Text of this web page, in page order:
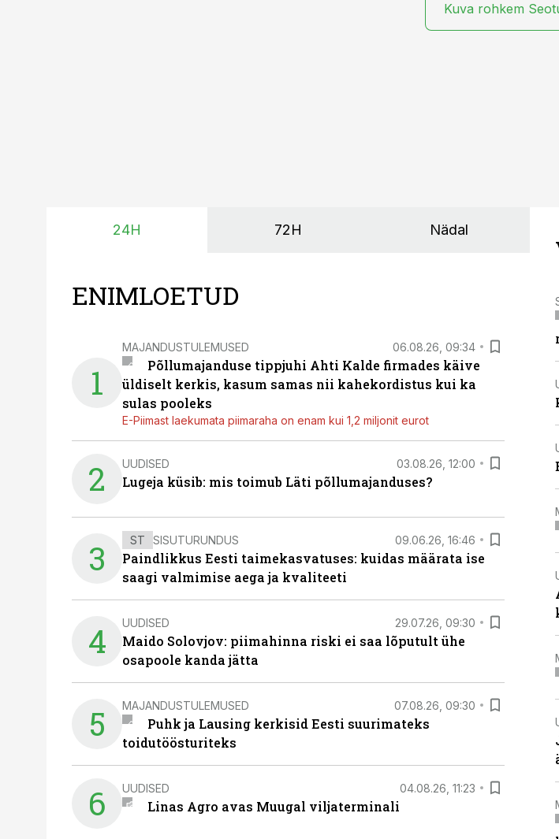
Kuva rohkem
24H 72H Nädal
ENIMLOETUD
1
MAJANDUSTULEMUSED 06.08.26, 09:34
Põllumajanduse tippjuhi Ahti Kalde firmades käive
üldiselt kerkis, kasum samas nii kahekordistus kui ka
sulas pooleks
E-Piimast laekumata piimaraha on enam kui 1,2 miljonit eurot
2 UUDISED 03.08.26, 12:00
Lugeja küsib: mis toimub Läti põllumajanduses?
3 ST SISUTURUNDUS 09.06.26, 16:46
Paindlikkus Eesti taimekasvatuses: kuidas määrata ise
saagi valmimise aega ja kvaliteeti
4 UUDISED 29.07.26, 09:30
Maido Solovjov: piimahinna riski ei saa lõputult ühe
osapoole kanda jätta
5 MAJANDUSTULEMUSED 07.08.26, 09:30
Puhk ja Lausing kerkisid Eesti suurimateks
toidutöösturiteks
6 UUDISED 04.08.26, 11:23
Linas Agro avas Muugal viljaterminali